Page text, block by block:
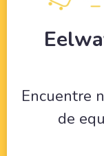
Encuentre
de